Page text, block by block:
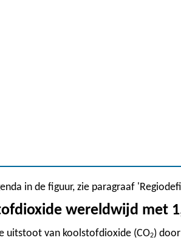
in de figuur, zie paragraaf
wereldwijd met
uitstoot van koolstofdioxide (CO2)